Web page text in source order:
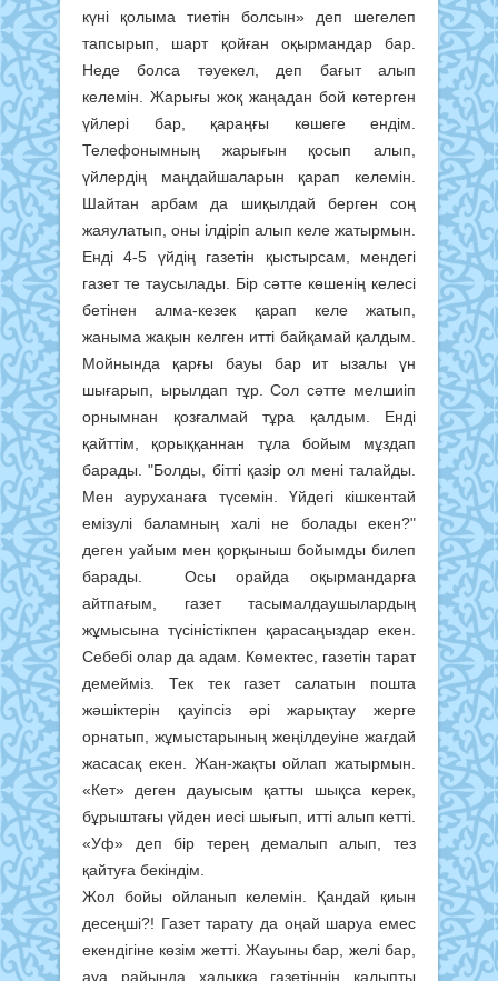
күні қолыма тиетін болсын» деп шегелеп
тапсырып, шарт қойған оқырмандар бар.
Неде болса тәуекел, деп бағыт алып
келемін. Жарығы жоқ жаңадан бой көтерген
үйлері бар, қараңғы көшеге ендім.
Телефонымның жарығын қосып алып,
үйлердің маңдайшаларын қарап келемін.
Шайтан арбам да шиқылдай берген соң
жаяулатып, оны ілдіріп алып келе жатырмын.
Енді 4-5 үйдің газетін қыстырсам, мендегі
газет те таусылады. Бір сәтте көшенің келесі
бетінен алма-кезек қарап келе жатып,
жаныма жақын келген итті байқамай қалдым.
Мойнында қарғы бауы бар ит ызалы үн
шығарып, ырылдап тұр. Сол сәтте мелшиіп
орнымнан қозғалмай тұра қалдым. Енді
қайттім, қорыққаннан тұла бойым мұздап
барады. "Болды, бітті қазір ол мені талайды.
Мен ауруханаға түсемін. Үйдегі кішкентай
емізулі баламның халі не болады екен?"
деген уайым мен қорқыныш бойымды билеп
барады. Осы орайда оқырмандарға
айтпағым, газет тасымалдаушылардың
жұмысына түсіністікпен қарасаңыздар екен.
Себебі олар да адам. Көмектес, газетін тарат
демейміз. Тек тек газет салатын пошта
жәшіктерін қауіпсіз әрі жарықтау жерге
орнатып, жұмыстарының жеңілдеуіне жағдай
жасасақ екен. Жан-жақты ойлап жатырмын.
«Кет» деген дауысым қатты шықса керек,
бұрыштағы үйден иесі шығып, итті алып кетті.
«Уф» деп бір терең демалып алып, тез
қайтуға бекіндім.
Жол бойы ойланып келемін. Қандай қиын
десеңші?! Газет тарату да оңай шаруа емес
екендігіне көзім жетті. Жауыны бар, желі бар,
ауа райында халыққа газетіңнің қалыпты